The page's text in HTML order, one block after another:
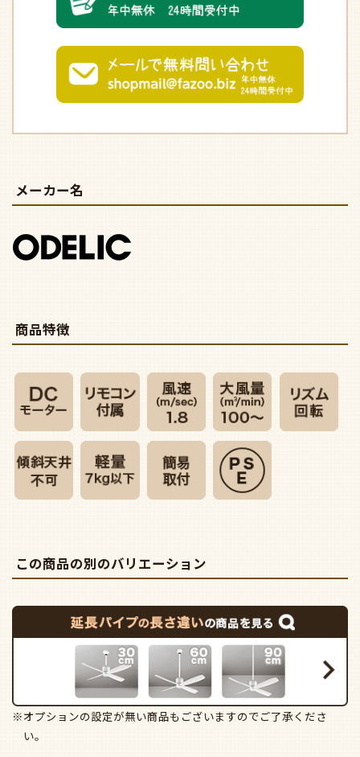
メーカー名
商品特徴
この商品の別のバリエーション
※オプションの設定が無い商品もございますのでご了承くださ
い。